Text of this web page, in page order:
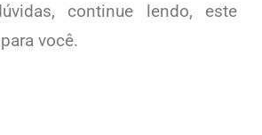
continue lendo, este
você.